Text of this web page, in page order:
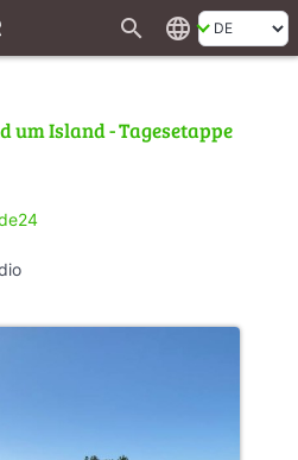
search language
um Island - Tagesetappe